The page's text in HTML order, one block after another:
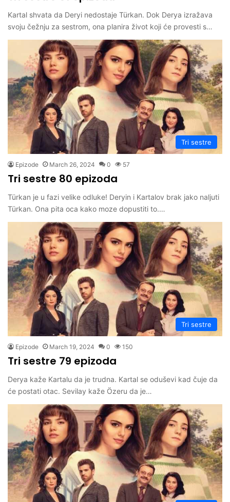
Kartal shvata da Deryi nedostaje Türkan. Dok Derya izražava
svoju čežnju za sestrom, ona planira život koji će provesti s…
Tri sestre
Epizode March 26, 2024 0 57
Tri sestre 80 epizoda
Türkan je u fazi velike odluke! Deryin i Kartalov brak jako naljuti
Türkan. Ona pita oca kako moze dopustiti to.…
Tri sestre
Epizode March 19, 2024 0 150
Tri sestre 79 epizoda
Derya kaže Kartalu da je trudna. Kartal se oduševi kad čuje da
će postati otac. Sevilay kaže Özeru da je…